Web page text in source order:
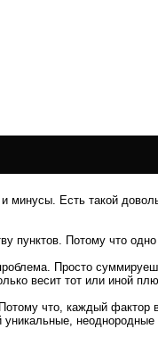
Есть такой
пунктов. Потому что
Просто
весит тот или иной
что, каждый фактор
неоднородные